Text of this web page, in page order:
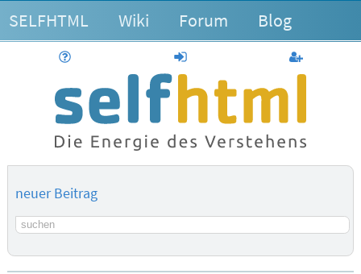
SELFHTML Wiki Forum Blog
anmelden
neuer Beitrag
Suchbegriff